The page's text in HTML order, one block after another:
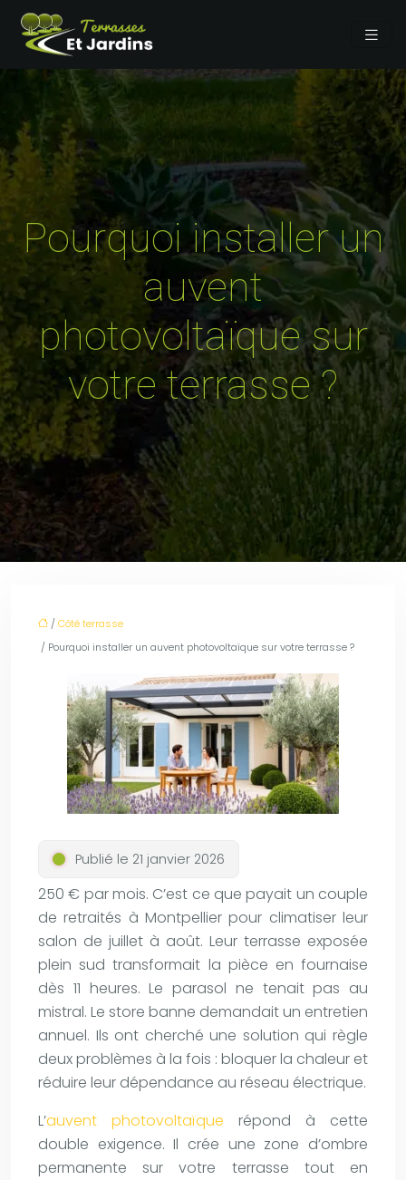
Pourquoi installer un
auvent
photovoltaïque sur
votre terrasse ?
/Côté terrasse
/ Pourquoi installer un auvent photovoltaïque sur votre terrasse ?
Publié le 21 janvier 2026
250 € par mois. C’est ce que payait un couple
de retraités à Montpellier pour climatiser leur
salon de juillet à août. Leur terrasse exposée
plein sud transformait la pièce en fournaise
dès 11 heures. Le parasol ne tenait pas au
mistral. Le store banne demandait un entretien
annuel. Ils ont cherché une solution qui règle
deux problèmes à la fois : bloquer la chaleur et
réduire leur dépendance au réseau électrique.
L’auvent photovoltaïque répond à cette
double exigence. Il crée une zone d’ombre
permanente sur votre terrasse tout en